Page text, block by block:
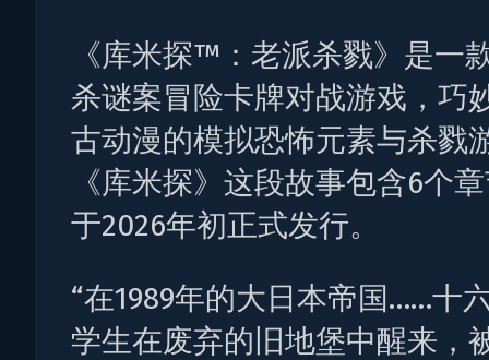
《库米探™：老派杀戮》是一
杀谜案冒险卡牌对战游戏，巧
古动漫的模拟恐怖元素与杀戮
《库米探》这段故事包含6个
于2026年初正式发行。
“在1989年的大日本帝国……十
学生在废弃的旧地堡中醒来，